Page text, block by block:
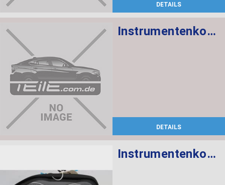
DETAILS
Instrumentenkombination KMH
DETAILS
Instrumentenkombination KMH